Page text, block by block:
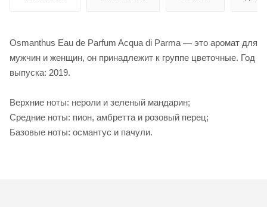
Osmanthus Eau de Parfum Acqua di Parma — это аромат для
мужчин и женщин, он принадлежит к группе цветочные. Год
выпуска: 2019.
Верхние ноты: нероли и зеленый мандарин;
Средние ноты: пион, амбретта и розовый перец;
Базовые ноты: османтус и пачули.